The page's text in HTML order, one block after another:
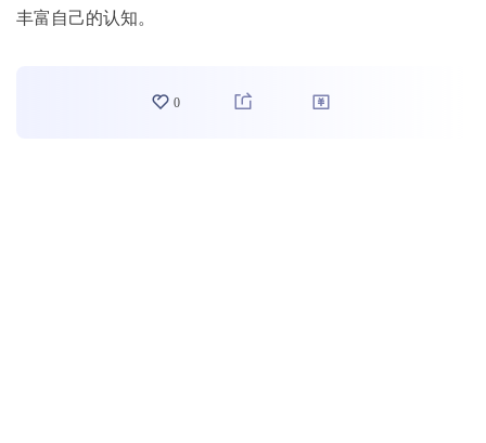
丰富自己的认知。
0